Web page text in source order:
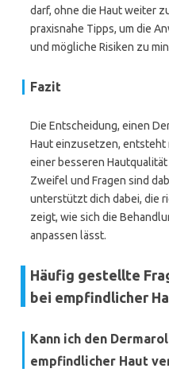
darf, ohne die Haut weiter
praxisnahe Tipps, um die
und mögliche Risiken zu
Fazit
Die Entscheidung, einen
Haut einzusetzen, entsteht
einer besseren
Zweifel und Fragen sind
unterstützt dich dabei, die
zeigt, wie sich die
anpassen lässt.
Häufig gestellte
bei empfindlicher
Kann ich den
empfindlicher Haut